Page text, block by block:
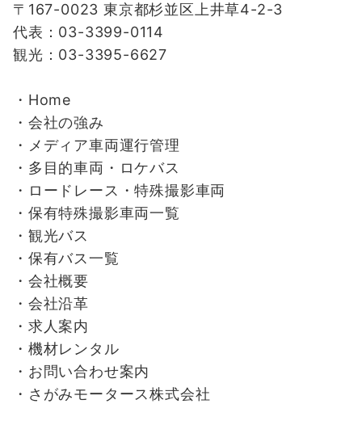
〒167-0023 東京都杉並区上井草4-2-3
代表：03-3399-0114
観光：03-3395-6627
・Home
・会社の強み
・ メディア車両運行管理
・ 多目的車両・ロケバス
・ ロードレース・特殊撮影車両
・ 保有特殊撮影車両一覧
・ 観光バス
・ 保有バス一覧
・ 会社概要
・ 会社沿革
・ 求人案内
・ 機材レンタル
・ お問い合わせ案内
・ さがみモータース株式会社